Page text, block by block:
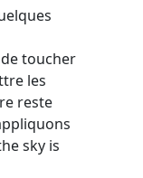
toucher
les
reste
sky is